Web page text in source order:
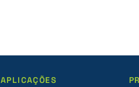
APLICAÇÕES